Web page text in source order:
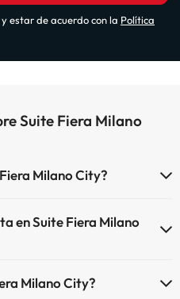
estar de acuerdo con la Política
Suite Fiera Milano
Milano City?
en Suite Fiera Milano
Milano City?